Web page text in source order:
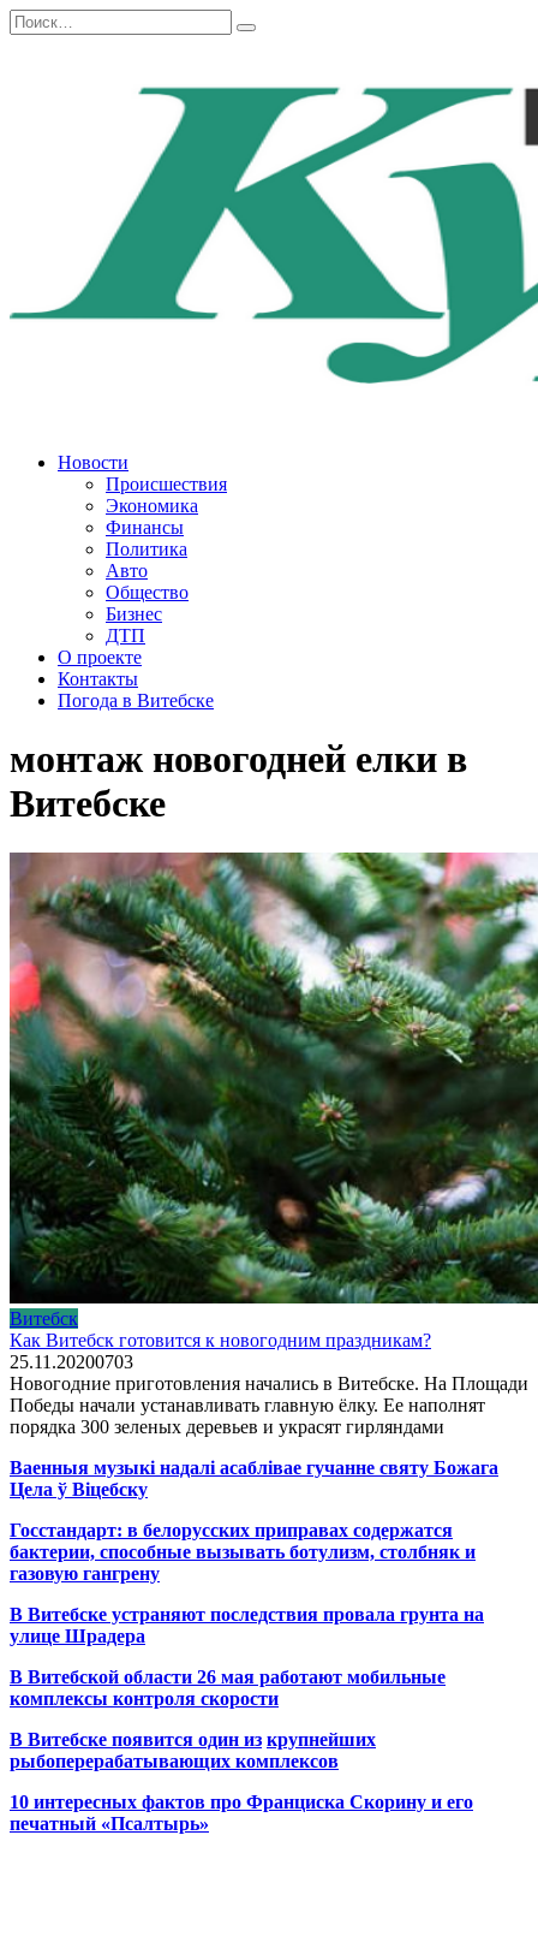
Перейти
к
Search
for:
Новости
Происшествия
Экономика
Финансы
Политика
Авто
Общество
Бизнес
ДТП
О проекте
Контакты
Погода в Витебске
монтаж новогодней елки в
Витебске
Витебск
Как Витебск готовится к новогодним праздникам?
25.11.20200703
Новогодние приготовления начались в Витебске. На Площади
Победы начали устанавливать главную ёлку. Ее наполнят
порядка 300 зеленых деревьев и украсят гирляндами
Ваенныя музыкі надалі асаблівае гучанне святу Божага
Цела ў Віцебску
Госстандарт: в белорусских приправах содержатся
бактерии, способные вызывать ботулизм, столбняк и
газовую гангрену
В Витебске устраняют последствия провала грунта на
улице Шрадера
В Витебской области 26 мая работают мобильные
комплексы контроля скорости
В Витебске появится один из крупнейших
рыбоперерабатывающих комплексов
10 интересных фактов про Франциска Скорину и его
печатный «Псалтырь»